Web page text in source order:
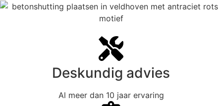
Deskundig advies
Al meer dan 10 jaar ervaring